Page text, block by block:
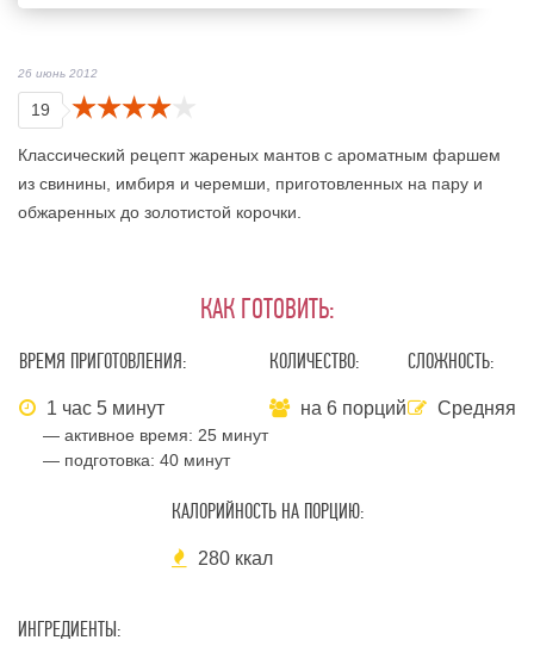
26 июнь 2012
19
Классический рецепт жареных мантов с ароматным фаршем
из свинины, имбиря и черемши, приготовленных на пару и
обжаренных до золотистой корочки.
КАК ГОТОВИТЬ:
ВРЕМЯ ПРИГОТОВЛЕНИЯ:
1 час 5 минут
— активное время: 25 минут
— подготовка: 40 минут
КОЛИЧЕСТВО:
на 6 порций
СЛОЖНОСТЬ:
Средняя
КАЛОРИЙНОСТЬ НА ПОРЦИЮ:
280 ккал
ИНГРЕДИЕНТЫ: